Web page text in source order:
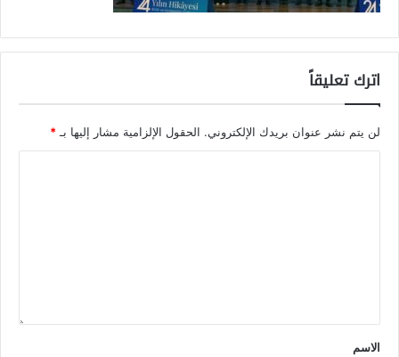
اترك تعليقاً
لن يتم نشر عنوان بريدك الإلكتروني. الحقول الإلزامية مشار إليها بـ *
الاسم